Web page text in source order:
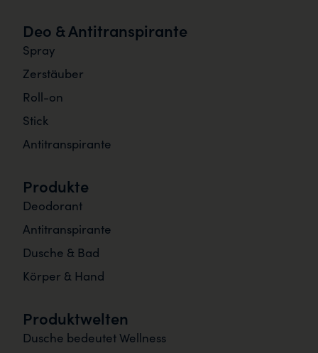
Deo & Antitranspirante
Spray
Zerstäuber
Roll-on
Stick
Antitranspirante
Produkte
Deodorant
Antitranspirante
Dusche & Bad
Körper & Hand
Produktwelten
Dusche bedeutet Wellness